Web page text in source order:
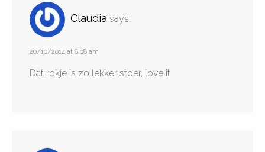
Claudia says:
20/10/2014 at 8:08 am
Dat rokje is zo lekker stoer, love it